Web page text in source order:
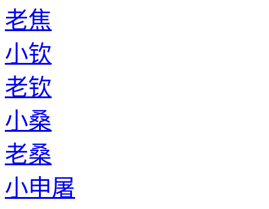
老焦
小钦
老钦
小桑
老桑
小申屠